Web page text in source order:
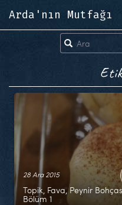
Arda'nın Mutfağı
28 Ara 2015
Topik, Fava, Peynir
Bölüm 1